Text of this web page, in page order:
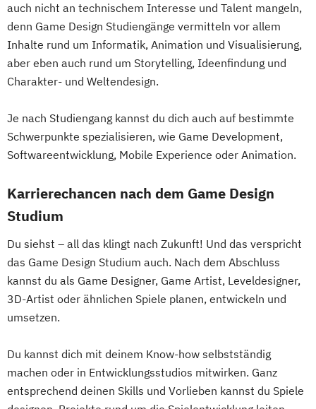
auch nicht an technischem Interesse und Talent mangeln,
denn Game Design Studiengänge vermitteln vor allem
Inhalte rund um Informatik, Animation und Visualisierung,
aber eben auch rund um Storytelling, Ideenfindung und
Charakter- und Weltendesign.
Je nach Studiengang kannst du dich auch auf bestimmte
Schwerpunkte spezialisieren, wie Game Development,
Softwareentwicklung, Mobile Experience oder Animation.
Karrierechancen nach dem Game Design
Studium
Du siehst – all das klingt nach Zukunft! Und das verspricht
das Game Design Studium auch. Nach dem Abschluss
kannst du als Game Designer, Game Artist, Leveldesigner,
3D-Artist oder ähnlichen Spiele planen, entwickeln und
umsetzen.
Du kannst dich mit deinem Know-how selbstständig
machen oder in Entwicklungsstudios mitwirken. Ganz
entsprechend deinen Skills und Vorlieben kannst du Spiele